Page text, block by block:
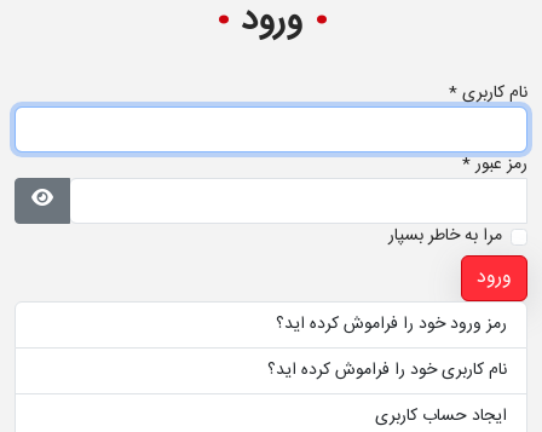
ورود
نام کاربری*
رمز عبور*
مرا به خاطر بسپار
ورود
رمز ورود خود را فراموش کرده اید؟
نام کاربری خود را فراموش کرده اید؟
ایجاد حساب کاربری